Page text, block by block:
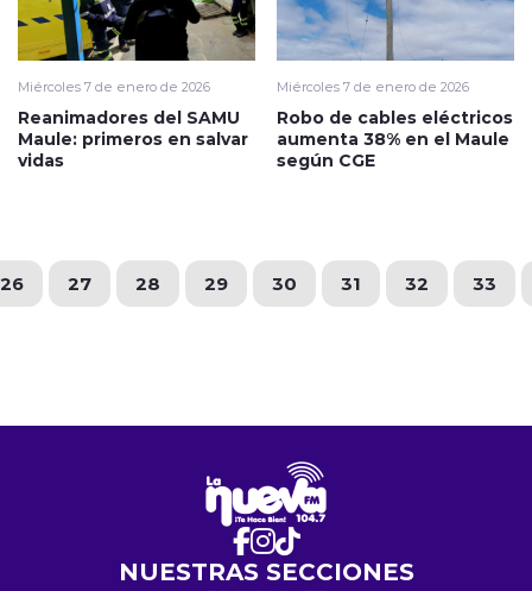
Miércoles 7 de enero de 2026
Reanimadores del SAMU
Maule: primeros en salvar
vidas
Miércoles 7 de enero de 2026
Robo de cables eléctricos
aumenta 38% en el Maule
según CGE
26 27 28 29 30 31 32 33
NUESTRAS SECCIONES